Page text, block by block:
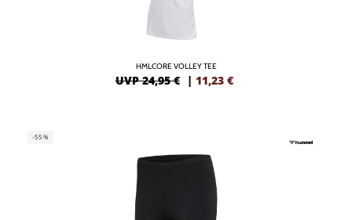
HMLCORE VOLLEY TEE
UVP 24,95 € | 11,23 €
-55%